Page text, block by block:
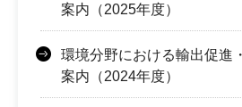
案内（2025年度）
環境分野における輸出促進
案内（2024年度）